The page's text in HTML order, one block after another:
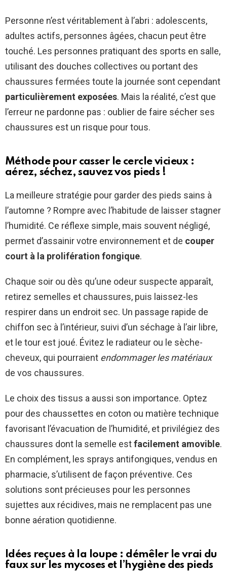
Personne n’est véritablement à l’abri : adolescents,
adultes actifs, personnes âgées, chacun peut être
touché. Les personnes pratiquant des sports en salle,
utilisant des douches collectives ou portant des
chaussures fermées toute la journée sont cependant
particulièrement exposées. Mais la réalité, c’est que
l’erreur ne pardonne pas : oublier de faire sécher ses
chaussures est un risque pour tous.
Méthode pour casser le cercle vicieux :
aérez, séchez, sauvez vos pieds !
La meilleure stratégie pour garder des pieds sains à
l’automne ? Rompre avec l’habitude de laisser stagner
l’humidité. Ce réflexe simple, mais souvent négligé,
permet d’assainir votre environnement et de couper
court à la prolifération fongique.
Chaque soir ou dès qu’une odeur suspecte apparaît,
retirez semelles et chaussures, puis laissez-les
respirer dans un endroit sec. Un passage rapide de
chiffon sec à l’intérieur, suivi d’un séchage à l’air libre,
et le tour est joué. Évitez le radiateur ou le sèche-
cheveux, qui pourraient endommager les matériaux
de vos chaussures.
Le choix des tissus a aussi son importance. Optez
pour des chaussettes en coton ou matière technique
favorisant l’évacuation de l’humidité, et privilégiez des
chaussures dont la semelle estfacilement amovible.
En complément, les sprays antifongiques, vendus en
pharmacie, s’utilisent de façon préventive. Ces
solutions sont précieuses pour les personnes
sujettes aux récidives, mais ne remplacent pas une
bonne aération quotidienne.
Idées reçues à la loupe : démêler le vrai du
faux sur les mycoses et l’hygiène des pieds